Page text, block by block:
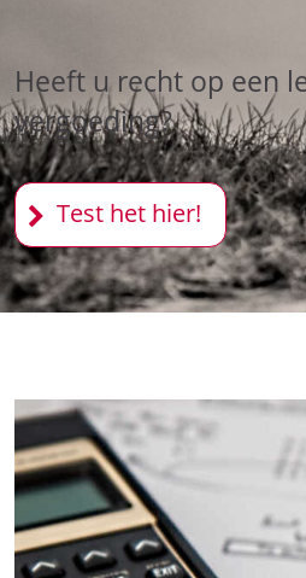
Heeft u recht op een
vergoeding?
Test het hier!